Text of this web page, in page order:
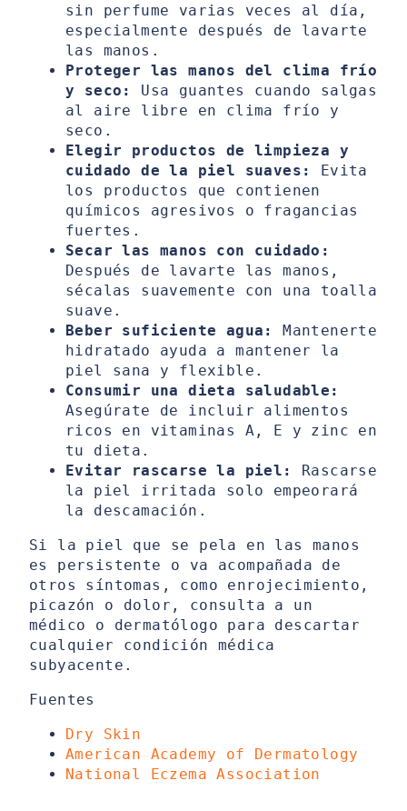
sin perfume varias veces al día,
especialmente después de lavarte
las manos.
Proteger las manos del clima frío
y seco:
Usa guantes cuando salgas
al aire libre en clima frío y
seco.
Elegir productos de limpieza y
cuidado de la piel suaves:
Evita
los productos que contienen
químicos agresivos o fragancias
fuertes.
Secar las manos con cuidado:
Después de lavarte las manos,
sécalas suavemente con una toalla
suave.
Beber suficiente agua:
Mantenerte
hidratado ayuda a mantener la
piel sana y flexible.
Consumir una dieta saludable:
Asegúrate de incluir alimentos
ricos en vitaminas A, E y zinc en
tu dieta.
Evitar rascarse la piel:
Rascarse
la piel irritada solo empeorará
la descamación.
Si la piel que se pela en las manos
es persistente o va acompañada de
otros síntomas, como enrojecimiento,
picazón o dolor, consulta a un
médico o dermatólogo para descartar
cualquier condición médica
subyacente.
Fuentes
Dry Skin
American Academy of Dermatology
National Eczema Association